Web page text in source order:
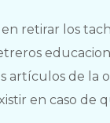
retirar los
artículos de la
en caso de